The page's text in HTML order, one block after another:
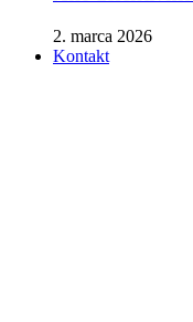
2. marca 2026
Kontakt